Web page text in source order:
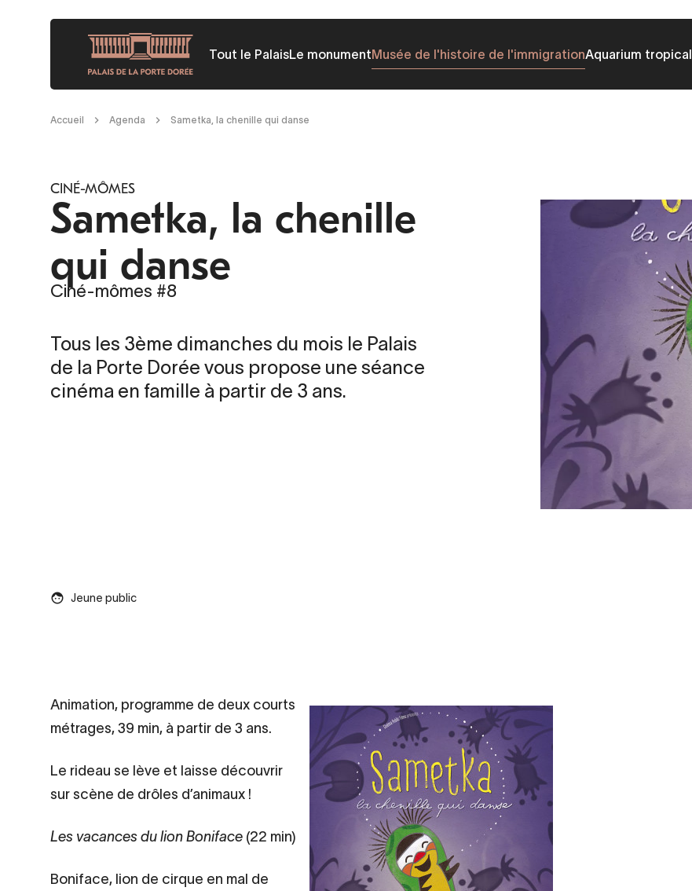
principal
Tout le PalaisLe monumentMusée de l'histoire de l'immigrationAquarium tropical
Fil
Accueil Agenda Sametka, la chenille qui danse
CINÉ-MÔMES
Sametka, la chenille
qui danse
Ciné-mômes #8
Tous les 3ème dimanches du mois le Palais
de la Porte Dorée vous propose une séance
cinéma en famille à partir de 3 ans.
Jeune public
Contenu
d’origine
Animation, programme de deux courts
métrages, 39 min, à partir de 3 ans.
Le rideau se lève et laisse découvrir
sur scène de drôles d’animaux !
Les vacances du lion Boniface (22 min)
Boniface, lion de cirque en mal de